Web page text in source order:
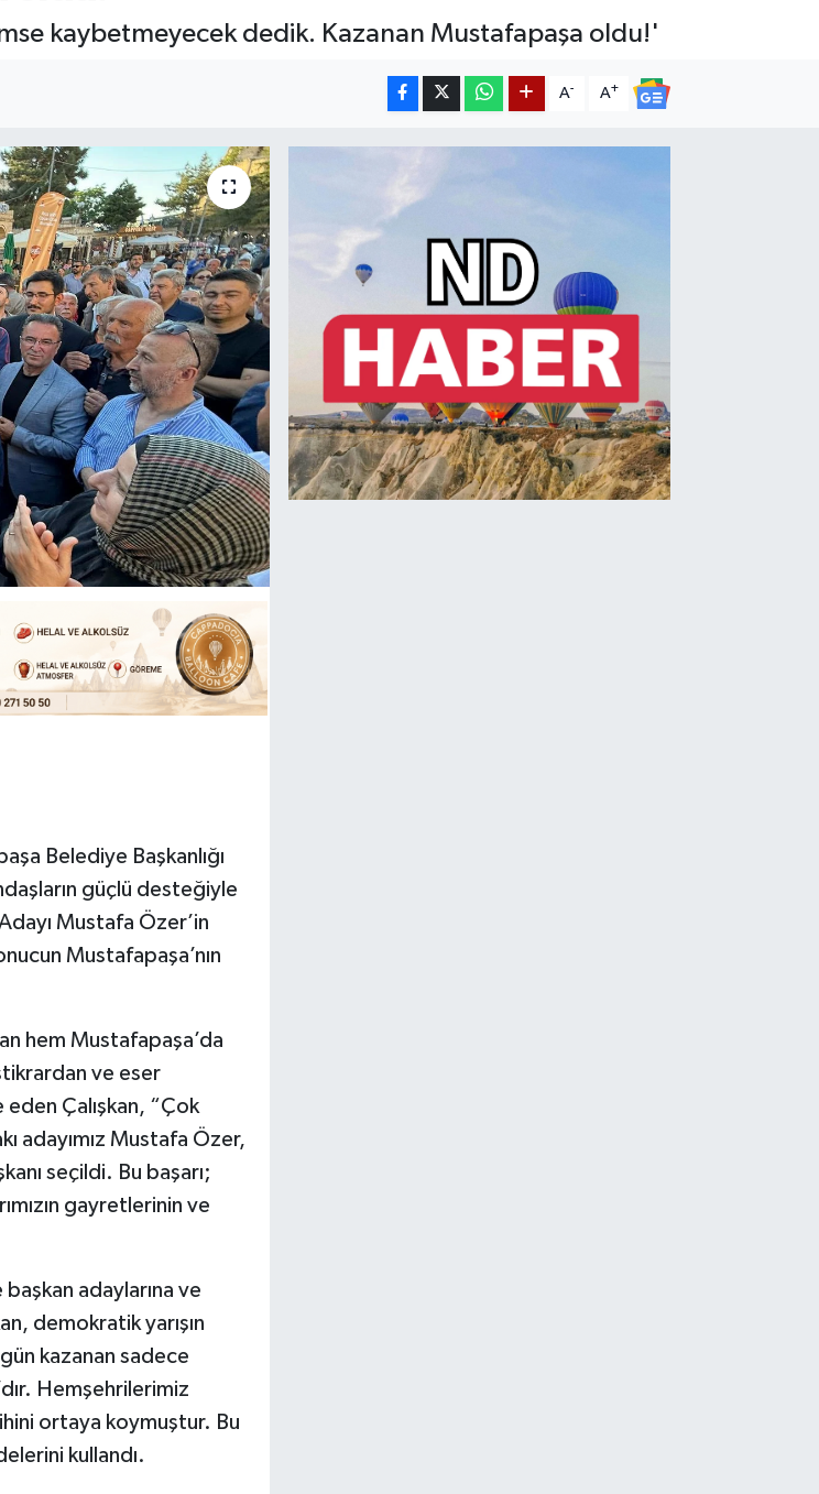
kaybetmeyecek dedik. Kazanan Mustafapaşa oldu!'
A- A+
Belediye Başkanlığı
güçlü desteğiyle
Mustafa Özer’in
Mustafapaşa’nın
hem Mustafapaşa’da
ve eser
Çalışkan, “Çok
adayımız Mustafa Özer,
seçildi. Bu başarı;
gayretlerinin ve
adaylarına ve
demokratik yarışın
kazanan sadece
Hemşehrilerimiz
ortaya koymuştur. Bu
kullandı.